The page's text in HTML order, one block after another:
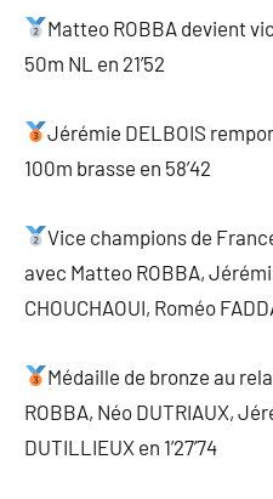
Matteo ROBBA devient
50m NL en 21’52
Jérémie DELBOIS
100m brasse en 58’42
Vice champions de
avec Matteo ROBBA,
CHOUCHAOUI, Roméo
Médaille de bronze au
ROBBA, Néo DUTRIAUX,
DUTILLIEUX en 1’27’74